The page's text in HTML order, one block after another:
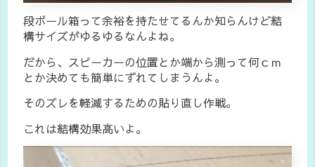
段ボール箱って余裕を持たせてるんか知らんけど結
構サイズがゆるゆるなんよね。
だから、スピーカーの位置とか端から測って何ｃｍ
とか決めても簡単にずれてしまうんよ。
そのズレを軽減するための貼り直し作戦。
これは結構効果高いよ。